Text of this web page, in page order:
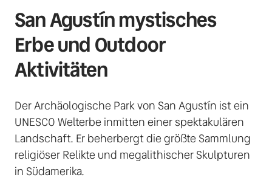
San Agustín mystisches
Erbe und Outdoor
Aktivitäten
Der Archäologische Park von San Agustín ist ein
UNESCO Welterbe inmitten einer spektakulären
Landschaft. Er beherbergt die größte Sammlung
religiöser Relikte und megalithischer Skulpturen
in Südamerika.